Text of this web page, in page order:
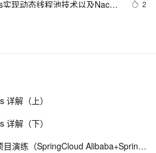
实现动态线程池技术以及Nacos
2
Nacos 原生支持，借助
进行服务注册的
注册与配置中心，但直接暴露
解（上）
解（下）
微服务+全栈在线教育实战项目演练（SpringCloud Alibaba+SpringBoot）